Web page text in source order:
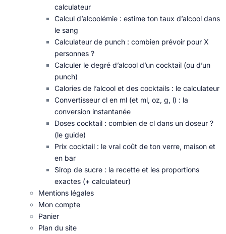
calculateur
Calcul d’alcoolémie : estime ton taux d’alcool dans
le sang
Calculateur de punch : combien prévoir pour X
personnes ?
Calculer le degré d’alcool d’un cocktail (ou d’un
punch)
Calories de l’alcool et des cocktails : le calculateur
Convertisseur cl en ml (et ml, oz, g, l) : la
conversion instantanée
Doses cocktail : combien de cl dans un doseur ?
(le guide)
Prix cocktail : le vrai coût de ton verre, maison et
en bar
Sirop de sucre : la recette et les proportions
exactes (+ calculateur)
Mentions légales
Mon compte
Panier
Plan du site